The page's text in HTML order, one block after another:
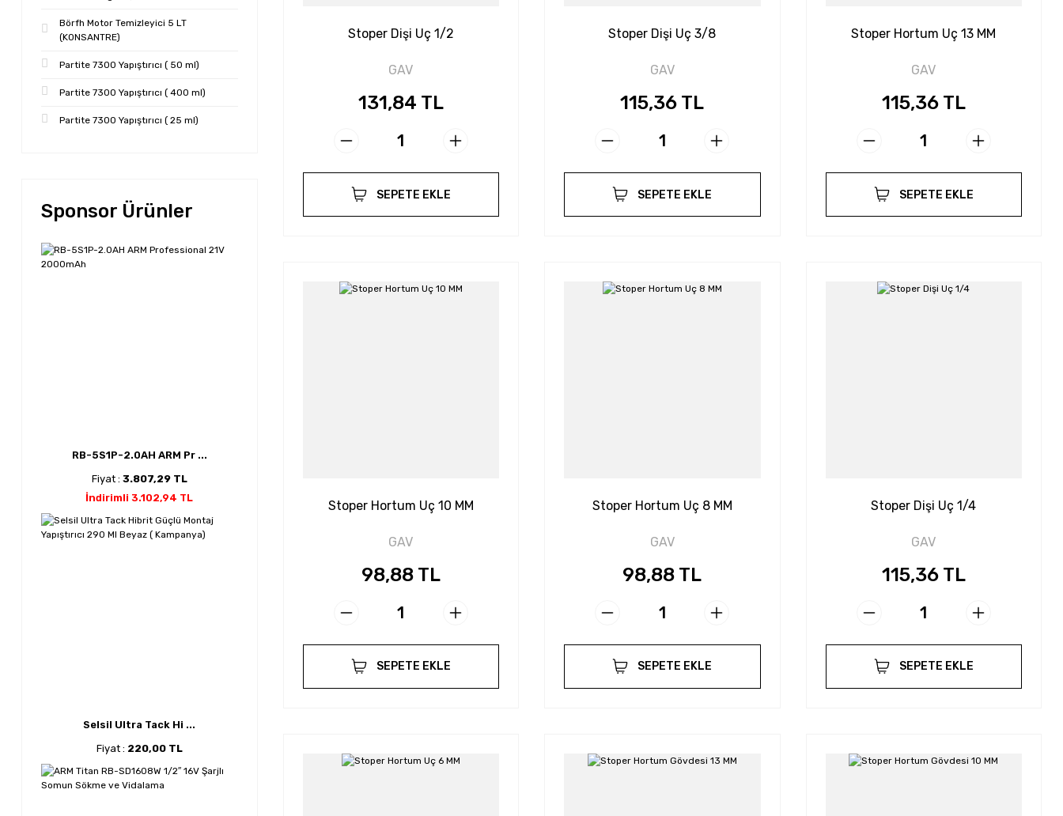
Börfh Motor Temizleyici 5 LT
(KONSANTRE)
Partite 7300 Yapıştırıcı ( 50 ml)
Partite 7300 Yapıştırıcı ( 400 ml)
Partite 7300 Yapıştırıcı ( 25 ml)
Sponsor Ürünler
RB-5S1P-2.0AH ARM Pr ...
Fiyat : 3.807,29 TL
İndirimli 3.102,94 TL
Selsil Ultra Tack Hi ...
Fiyat : 220,00 TL
Stoper Dişi Uç 1/2
GAV
131,84 TL
SEPETE EKLE
Stoper Dişi Uç 3/8
GAV
115,36 TL
SEPETE EKLE
Stoper Hortum Uç 13 MM
GAV
115,36 TL
SEPETE EKLE
Stoper Hortum Uç 10 MM
GAV
98,88 TL
SEPETE EKLE
Stoper Hortum Uç 8 MM
GAV
98,88 TL
SEPETE EKLE
Stoper Dişi Uç 1/4
GAV
115,36 TL
SEPETE EKLE